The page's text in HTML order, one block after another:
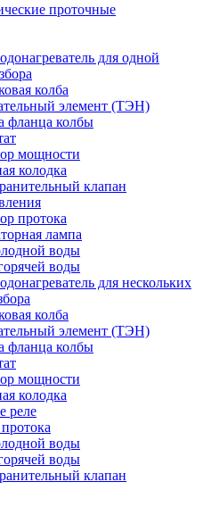
проточные
для одной
колба
элемент (ТЭН)
фланца колбы
мощности
колодка
клапан
протока
лампа
воды
воды
для нескольких
колба
элемент (ТЭН)
фланца колбы
мощности
колодка
реле
воды
воды
клапан